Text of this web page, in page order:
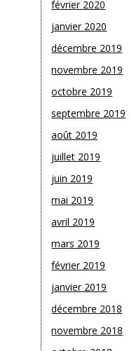
février 2020
janvier 2020
décembre 2019
novembre 2019
octobre 2019
septembre 2019
août 2019
juillet 2019
juin 2019
mai 2019
avril 2019
mars 2019
février 2019
janvier 2019
décembre 2018
novembre 2018